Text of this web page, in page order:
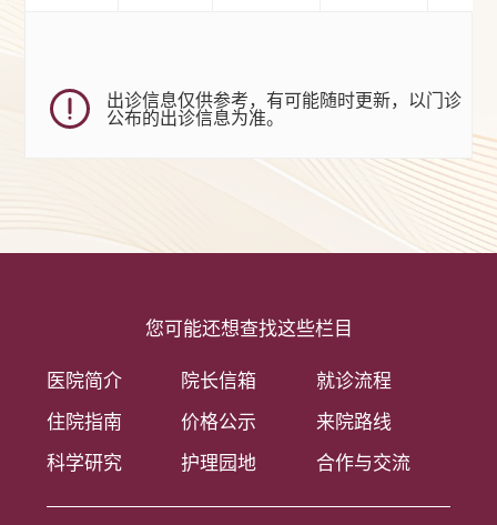
出诊信息仅供参考，有可能随时更新，以门诊
公布的出诊信息为准。
您可能还想查找这些栏目
医院简介 院长信箱
就诊流程
住院指南
价格公示
来院路线
科学研究
护理园地 合作与交流